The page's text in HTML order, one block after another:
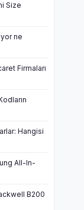
Size
ne
Firmaları
Hangisi
All-In-
B200